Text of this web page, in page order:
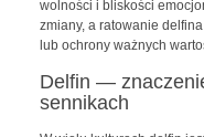
wolności i bliskości
zmiany, a ratowanie
lub ochrony ważnych
Delfin —
sennikach